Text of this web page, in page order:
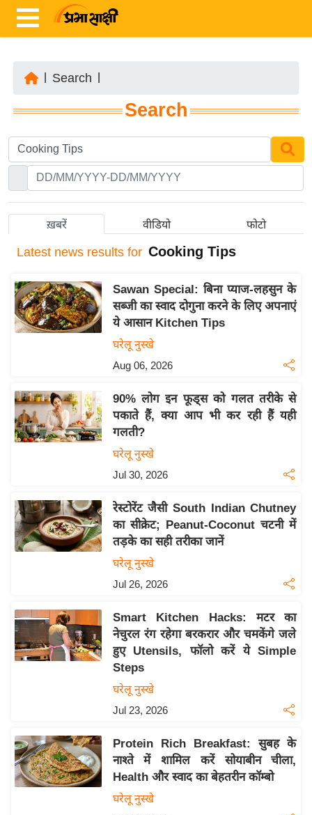
ज़ा
ख
र
ष्ट्री
अं
र्रा
ष्ट्री
य
स
उ
द्यो
ग
त
वि
शे
रा
य
ब
क्रि
के
ट
Search
Search
ख़बरें वीडियो फोटो
Latest news results for Cooking Tips
Sawan Special: बिना प्याज-लहसुन के
सब्जी का स्वाद दोगुना करने के लिए अपनाएं
ये आसान Kitchen Tips
घरेलू नुस्खे
Aug 06, 2026
90% लोग इन फूड्स को गलत तरीके से
पकाते हैं, क्या आप भी कर रही हैं यही
गलती?
घरेलू नुस्खे
Jul 30, 2026
रेस्टोरेंट जैसी South Indian Chutney
का सीक्रेट; Peanut-Coconut चटनी में
तड़के का सही तरीका जानें
घरेलू नुस्खे
Jul 26, 2026
Smart Kitchen Hacks: मटर का
नेचुरल रंग रहेगा बरकरार और चमकेंगे जले
हुए Utensils, फॉलो करें ये Simple
Steps
घरेलू नुस्खे
Jul 23, 2026
Protein Rich Breakfast: सुबह के
नाश्ते में शामिल करें सोयाबीन चीला,
Health और स्वाद का बेहतरीन कॉम्बो
घरेलू नुस्खे